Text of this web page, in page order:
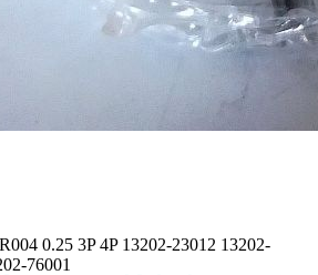
0.25 3P 4P 13202-23012 13202-
76001